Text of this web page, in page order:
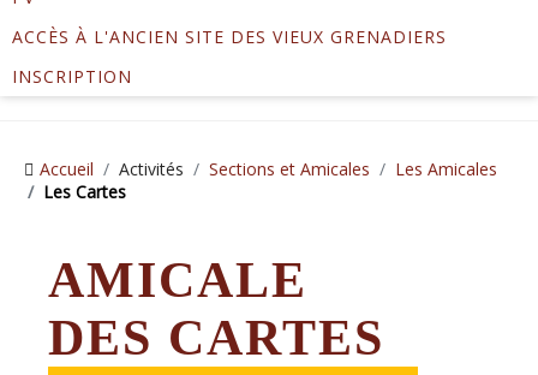
ACCÈS À L'ANCIEN SITE DES VIEUX GRENADIERS
INSCRIPTION
Accueil Activités Sections et Amicales
Les Amicales
Les Cartes
AMICALE
DES CARTES